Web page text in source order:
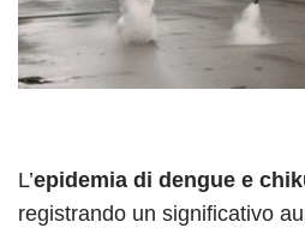
L’epidemia di dengue e
registrando un significativo